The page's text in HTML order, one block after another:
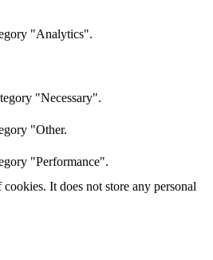
"Analytics".
"Necessary".
"Other.
"Performance".
It does not store any personal